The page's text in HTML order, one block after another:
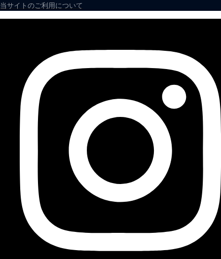
当サイトのご利用について